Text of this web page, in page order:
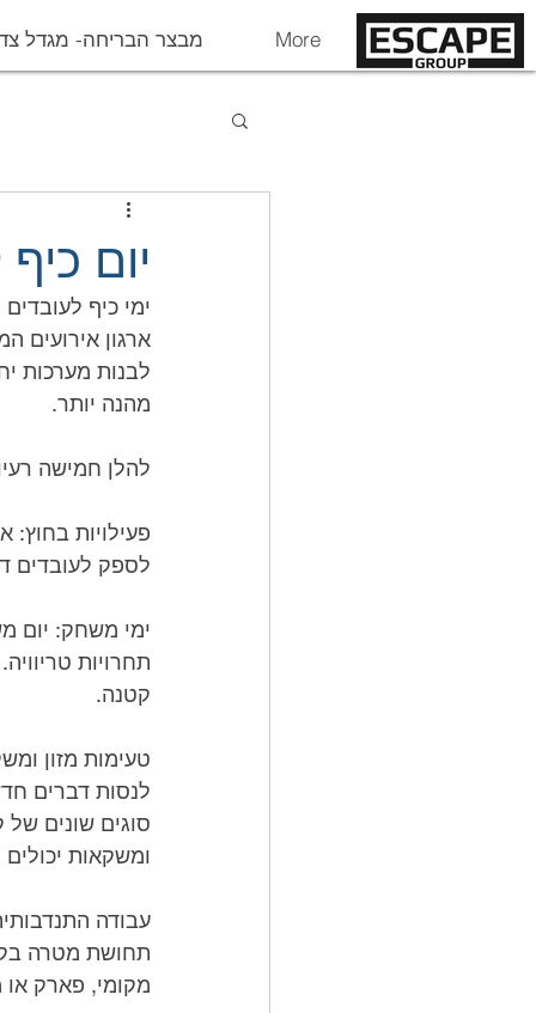
מבצר הבריחה- מגדל More
יום
מהנה יותר.
להלן חמישה
לספק לעובדים
קטנה.
ומשקאות
מקומי, פארק